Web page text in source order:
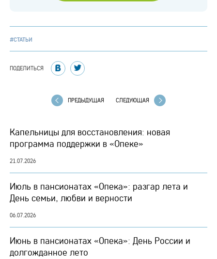
#СТАТЬИ
ПОДЕЛИТЬСЯ
ПРЕДЫДУЩАЯ СЛЕДУЮЩАЯ
Капельницы для восстановления: новая
программа поддержки в «Опеке»
21.07.2026
Июль в пансионатах «Опека»: разгар лета и
День семьи, любви и верности
06.07.2026
Июнь в пансионатах «Опека»: День России и
долгожданное лето